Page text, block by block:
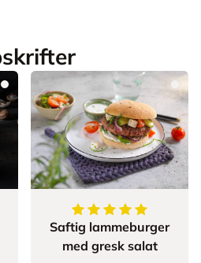
5av5stjerner
Saftig lammeburger
med gresk salat